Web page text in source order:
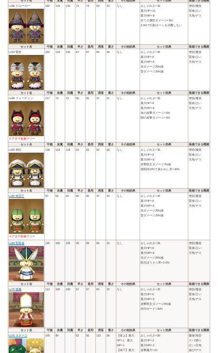
Lv96 クルーガー
182 143 143 74 74 53 33 なし
おしゃれさ+40
最大HP+10
最大MP+8
全ての属性ダメージ+3%
2.0%で行動ターンを消費しない
僧侶/魔使
賢者/占い
天地/デス
セット名 守備 攻魔 回魔 早さ 器用 洒落 重さ その他効果 セット効果
装備できる職業
Lv93 賢哲
162 133 133 67 67 50 28 なし
おしゃれさ+35
最大HP+8
最大MP+6
炎ダメージ20%減
雷ダメージ20%減
僧侶/魔使
賢者/占い
天地/デス
セット名 守備 攻魔 回魔 早さ 器用 洒落 重さ その他効果 セット効果
装備できる職業
Lv90 フォーチュン
※アタマ装備フリー
117 73 73 65 65 37 21 なし
おしゃれさ+35
最大HP+8
最大MP+6
炎の攻撃ダメージ+5%
闇の攻撃ダメージ+5%
僧侶/魔使
賢者/占い
天地/デス
セット名 守備 攻魔 回魔 早さ 器用 洒落 重さ その他効果 セット効果
装備できる職業
Lv85 神託
138 118 118 63 63 50 28 なし
おしゃれさ+35
最大HP+8
最大MP+6
攻撃呪文ダメージ7%減
瀕死時10%で身かわし率+30%
僧侶/魔使
賢者/占い
天地/デス
セット名 守備 攻魔 回魔 早さ 器用 洒落 重さ その他効果 セット効果
装備できる職業
Lv80 精霊王
※アタマ装備フリー
97 62 62 60 60 37 15 なし
おしゃれさ+35
最大HP+8
最大MP+6
炎ダメージ20%減
雷ダメージ20%減
僧侶/魔使
賢者/占い
天地/デス
Lv80 聖賢者 120 105 105 59 59 50 20 なし
おしゃれさ+35
最大HP+6
最大MP+6
光ダメージ20%減
呪文ぼうそう率+2.0%
僧侶/魔使
賢者/占い
天地/デス
セット名 守備 攻魔 回魔 早さ 器用 洒落 重さ その他効果 セット効果
装備できる職業
Lv75 退魔
112 100 100 57 57 50 20 なし
おしゃれさ+35
最大HP+6
最大MP+6
攻撃呪文ダメージ5%減
封印ガード+30%
僧侶/魔使
賢者/占い
天地/デス
セット名 守備 攻魔 回魔 早さ 器用 洒落 重さ その他効果 セット効果
装備できる職業
Lv70 ステージ
105 80 52 55 115 26
【体上】最大
HP+1、最大
MP+1
【体下】最大
おしゃれさ+50
最大HP+2
最大MP+2
攻撃魔力+10
魔使/旅芸
スパ/踊り
占い/天地
遊び/デス